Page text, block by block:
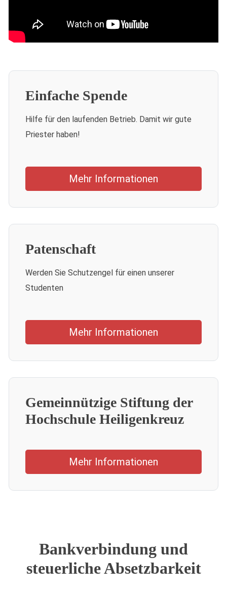
Einfache Spende
Hilfe für den laufenden Betrieb. Damit wir gute
Priester haben!
Mehr Informationen
Patenschaft
Werden Sie Schutzengel für einen unserer
Studenten
Mehr Informationen
Gemeinnützige Stiftung der
Hochschule Heiligenkreuz
Mehr Informationen
Bankverbindung und
steuerliche Absetzbarkeit